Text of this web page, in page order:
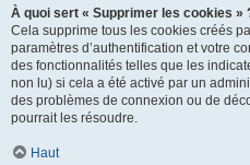
À quoi sert « Supprimer les cookies »
Cela supprime tous les cookies créés
paramètres d’authentification et votre
des fonctionnalités telles que les
non lu) si cela a été activé par un
des problèmes de connexion ou de
pourrait les résoudre.
Haut